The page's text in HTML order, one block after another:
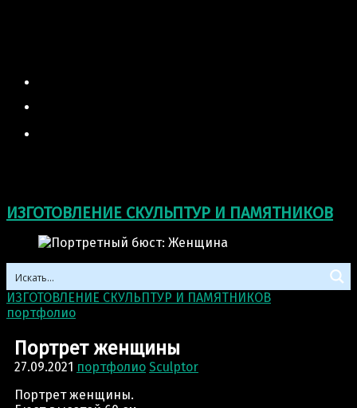
ИЗГОТОВЛЕНИЕ СКУЛЬПТУР И ПАМЯТНИКОВ
ИЗГОТОВЛЕНИЕ СКУЛЬПТУР И ПАМЯТНИКОВ
портфолио
Портрет женщины
27.09.2021 портфолио Sculptor
Портрет женщины.